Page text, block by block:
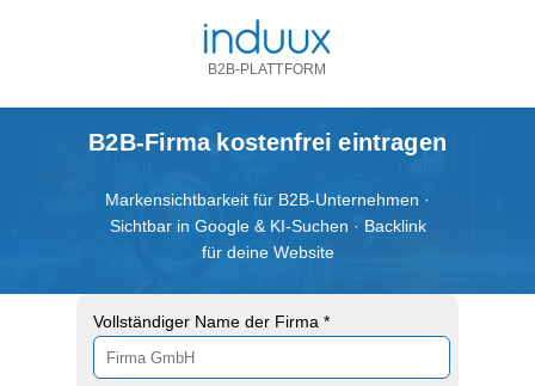
B2B-Firma kostenfrei eintragen
B2B-PLATTFORM
Vollständiger Name der Firma *
Markensichtbarkeit für B2B-Unternehmen ·
Sichtbar in Google & KI-Suchen · Backlink
für deine Website